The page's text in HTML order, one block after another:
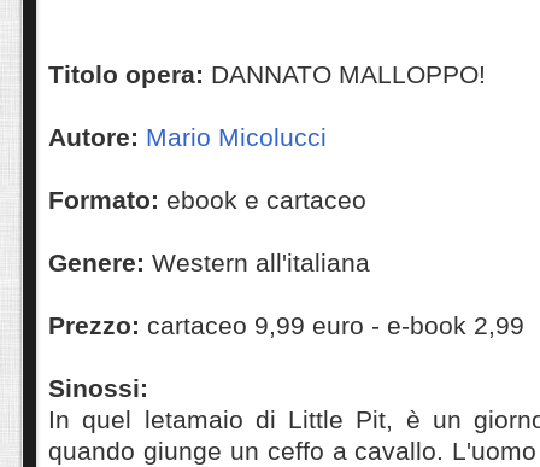
Titolo opera: DANNATO MALLOPPO!
Autore: Mario Micolucci
Formato: ebook e cartaceo
Genere: Western all'italiana
Prezzo: cartaceo 9,99 euro - e-book 2,99
Sinossi:
In quel letamaio di Little Pit, è un
quando giunge un ceffo a cavallo.